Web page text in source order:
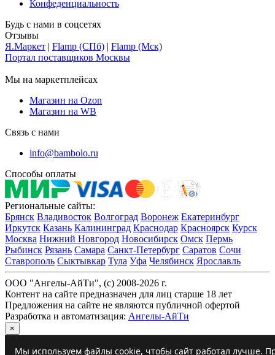
Конфеденциальность
Будь с нами в соцсетях
Отзывы
Я.Маркет | Flamp (СПб) | Flamp (Мск)
Портал поставщиков Москвы
Мы на маркетплейсах
Магазин на Ozon
Магазин на WB
Связь с нами
info@bambolo.ru
Способы оплаты
Региональные сайты:
Брянск Владивосток Волгоград Воронеж Екатеринбург
Иркутск Казань Калининград Краснодар Красноярск Курск
Москва Нижний Новгород Новосибирск Омск Пермь
Рыбинск Рязань Самара Санкт-Петербург Саратов Сочи
Ставрополь Сыктывкар Тула Уфа Челябинск Ярославль
ООО "Ангелы-АйТи", (c) 2008-2026 г.
Контент на сайте предназначен для лиц старше 18 лет
Предложения на сайте не являются публичной офертой
Разработка и автоматизация: Ангелы-АйТи
×
Мы используем файлы cookie, чтобы сайт работал лучше.